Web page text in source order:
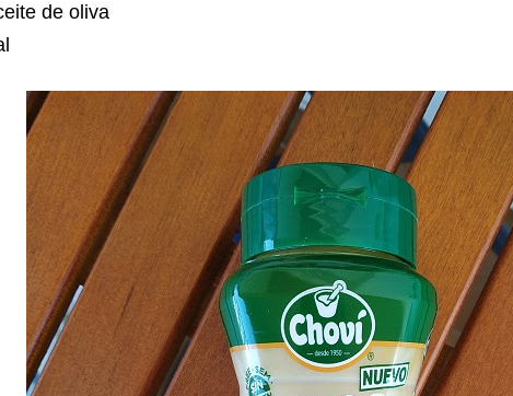
de oliva